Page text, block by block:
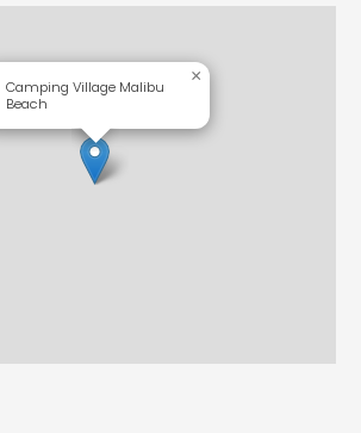
Camping Village Malibu
Beach
×